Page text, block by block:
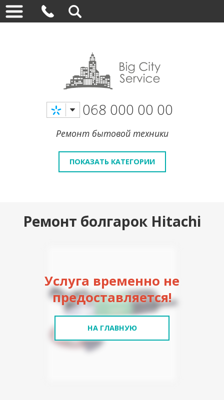
068 000 00 00
Ремонт бытовой техники
ПОКАЗАТЬ КАТЕГОРИИ
Ремонт болгарок Hitachi
Услуга временно не
предоставляется!
НА ГЛАВНУЮ